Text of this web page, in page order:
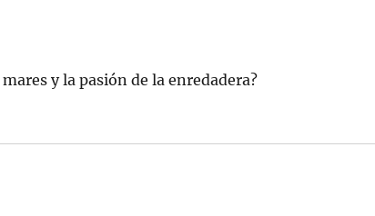
y la pasión de la enredadera?